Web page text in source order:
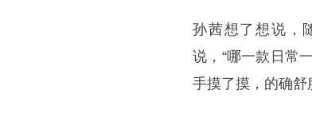
孙茜想了想说，
说，“哪一款日常
手摸了摸，的确舒